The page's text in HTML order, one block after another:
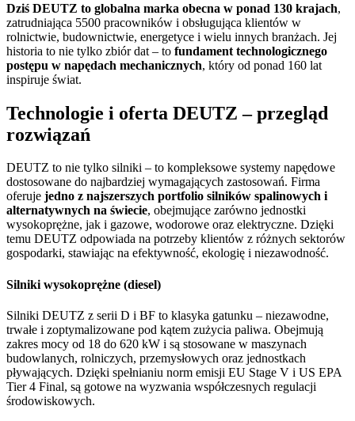
Dziś DEUTZ to globalna marka obecna w ponad 130 krajach,
zatrudniająca 5500 pracowników i obsługująca klientów w
rolnictwie, budownictwie, energetyce i wielu innych branżach. Jej
historia to nie tylko zbiór dat – to fundament technologicznego
postępu w napędach mechanicznych, który od ponad 160 lat
inspiruje świat.
Technologie i oferta DEUTZ – przegląd
rozwiązań
DEUTZ to nie tylko silniki – to kompleksowe systemy napędowe
dostosowane do najbardziej wymagających zastosowań. Firma
oferuje jedno z najszerszych portfolio silników spalinowych i
alternatywnych na świecie, obejmujące zarówno jednostki
wysokoprężne, jak i gazowe, wodorowe oraz elektryczne. Dzięki
temu DEUTZ odpowiada na potrzeby klientów z różnych sektorów
gospodarki, stawiając na efektywność, ekologię i niezawodność.
Silniki wysokoprężne (diesel)
Silniki DEUTZ z serii D i BF to klasyka gatunku – niezawodne,
trwałe i zoptymalizowane pod kątem zużycia paliwa. Obejmują
zakres mocy od 18 do 620 kW i są stosowane w maszynach
budowlanych, rolniczych, przemysłowych oraz jednostkach
pływających. Dzięki spełnianiu norm emisji EU Stage V i US EPA
Tier 4 Final, są gotowe na wyzwania współczesnych regulacji
środowiskowych.